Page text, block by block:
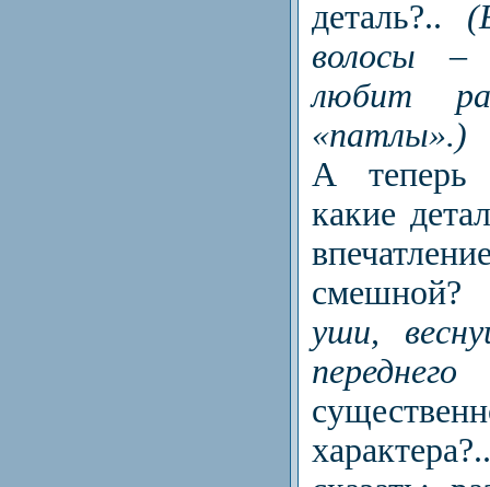
деталь?..
волосы
любит
«патлы».)
А теперь
какие
уши,